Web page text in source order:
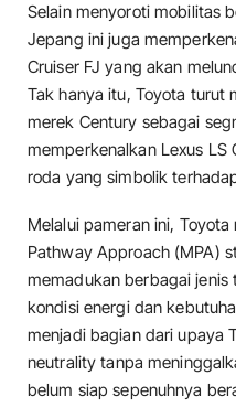
Selain menyoroti mobilitas
Jepang ini juga
Cruiser FJ yang akan
Tak hanya itu, Toyota turut
merek Century sebagai
memperkenalkan Lexus LS
roda yang simbolik
Melalui pameran ini,
Pathway Approach (MPA)
memadukan berbagai jenis
kondisi energi dan
menjadi bagian dari upaya
neutrality tanpa
belum siap sepenuhnya